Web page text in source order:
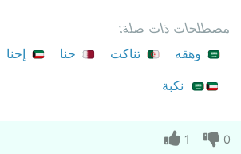
مصطلحات ذات صلة:
وهقه
تناكت حنا إحنا
نكبة
0
1